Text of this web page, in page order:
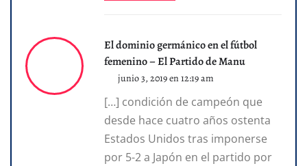
El dominio germánico en el fútbol
femenino – El Partido de Manu
junio 3, 2019 en 12:19 am
[…] condición de campeón que
desde hace cuatro años ostenta
Estados Unidos tras imponerse
por 5-2 a Japón en el partido por